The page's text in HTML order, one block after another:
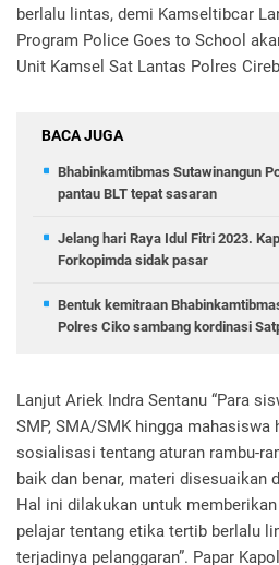
berlalu lintas, demi Kamseltibcar
Program Police Goes to School
Unit Kamsel Sat Lantas Polres
BACA JUGA
Bhabinkamtibmas Sutawinangun
pantau BLT tepat sasaran
Jelang hari Raya Idul Fitri 2023.
Forkopimda sidak pasar
Bentuk kemitraan
Polres Ciko sambang kordinasi
Lanjut Ariek Indra Sentanu “Para
SMP, SMA/SMK hingga mahasiswa
sosialisasi tentang aturan rambu-
baik dan benar, materi disesuaikan
Hal ini dilakukan untuk
pelajar tentang etika tertib berlalu
terjadinya pelanggaran”. Papar